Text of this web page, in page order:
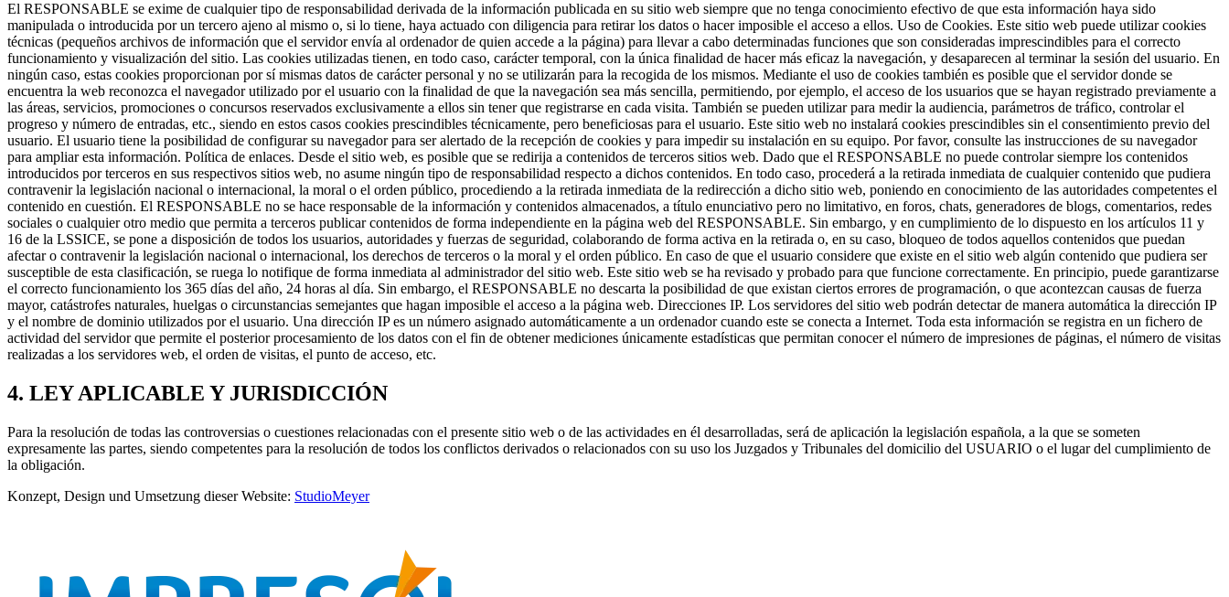
El RESPONSABLE se exime de cualquier tipo de responsabilidad derivada de la información publicada en su sitio web siempre que no tenga conocimiento efectivo de que esta información haya sido
manipulada o introducida por un tercero ajeno al mismo o, si lo tiene, haya actuado con diligencia para retirar los datos o hacer imposible el acceso a ellos. Uso de Cookies. Este sitio web puede utilizar cookies
técnicas (pequeños archivos de información que el servidor envía al ordenador de quien accede a la página) para llevar a cabo determinadas funciones que son consideradas imprescindibles para el correcto
funcionamiento y visualización del sitio. Las cookies utilizadas tienen, en todo caso, carácter temporal, con la única finalidad de hacer más eficaz la navegación, y desaparecen al terminar la sesión del usuario. En
ningún caso, estas cookies proporcionan por sí mismas datos de carácter personal y no se utilizarán para la recogida de los mismos. Mediante el uso de cookies también es posible que el servidor donde se
encuentra la web reconozca el navegador utilizado por el usuario con la finalidad de que la navegación sea más sencilla, permitiendo, por ejemplo, el acceso de los usuarios que se hayan registrado previamente a
las áreas, servicios, promociones o concursos reservados exclusivamente a ellos sin tener que registrarse en cada visita. También se pueden utilizar para medir la audiencia, parámetros de tráfico, controlar el
progreso y número de entradas, etc., siendo en estos casos cookies prescindibles técnicamente, pero beneficiosas para el usuario. Este sitio web no instalará cookies prescindibles sin el consentimiento previo del
usuario. El usuario tiene la posibilidad de configurar su navegador para ser alertado de la recepción de cookies y para impedir su instalación en su equipo. Por favor, consulte las instrucciones de su navegador
para ampliar esta información. Política de enlaces. Desde el sitio web, es posible que se redirija a contenidos de terceros sitios web. Dado que el RESPONSABLE no puede controlar siempre los contenidos
introducidos por terceros en sus respectivos sitios web, no asume ningún tipo de responsabilidad respecto a dichos contenidos. En todo caso, procederá a la retirada inmediata de cualquier contenido que pudiera
contravenir la legislación nacional o internacional, la moral o el orden público, procediendo a la retirada inmediata de la redirección a dicho sitio web, poniendo en conocimiento de las autoridades competentes el
contenido en cuestión. El RESPONSABLE no se hace responsable de la información y contenidos almacenados, a título enunciativo pero no limitativo, en foros, chats, generadores de blogs, comentarios, redes
sociales o cualquier otro medio que permita a terceros publicar contenidos de forma independiente en la página web del RESPONSABLE. Sin embargo, y en cumplimiento de lo dispuesto en los artículos 11 y
16 de la LSSICE, se pone a disposición de todos los usuarios, autoridades y fuerzas de seguridad, colaborando de forma activa en la retirada o, en su caso, bloqueo de todos aquellos contenidos que puedan
afectar o contravenir la legislación nacional o internacional, los derechos de terceros o la moral y el orden público. En caso de que el usuario considere que existe en el sitio web algún contenido que pudiera ser
susceptible de esta clasificación, se ruega lo notifique de forma inmediata al administrador del sitio web. Este sitio web se ha revisado y probado para que funcione correctamente. En principio, puede garantizarse
el correcto funcionamiento los 365 días del año, 24 horas al día. Sin embargo, el RESPONSABLE no descarta la posibilidad de que existan ciertos errores de programación, o que acontezcan causas de fuerza
mayor, catástrofes naturales, huelgas o circunstancias semejantes que hagan imposible el acceso a la página web. Direcciones IP. Los servidores del sitio web podrán detectar de manera automática la dirección IP
y el nombre de dominio utilizados por el usuario. Una dirección IP es un número asignado automáticamente a un ordenador cuando este se conecta a Internet. Toda esta información se registra en un fichero de
actividad del servidor que permite el posterior procesamiento de los datos con el fin de obtener mediciones únicamente estadísticas que permitan conocer el número de impresiones de páginas, el número de visitas
realizadas a los servidores web, el orden de visitas, el punto de acceso, etc.
4. LEY APLICABLE Y JURISDICCIÓN
Para la resolución de todas las controversias o cuestiones relacionadas con el presente sitio web o de las actividades en él desarrolladas, será de aplicación la legislación española, a la que se someten
expresamente las partes, siendo competentes para la resolución de todos los conflictos derivados o relacionados con su uso los Juzgados y Tribunales del domicilio del USUARIO o el lugar del cumplimiento de
la obligación.
Konzept, Design und Umsetzung dieser Website: StudioMeyer